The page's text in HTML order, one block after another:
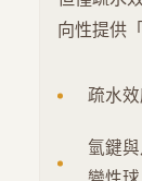
向性提供
疏水效
氫鍵